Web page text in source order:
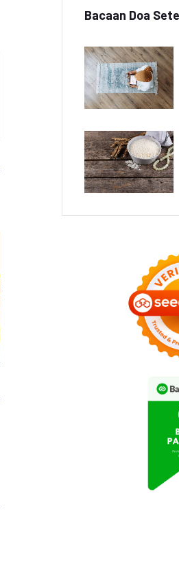
LINE Let's Get Rich x
JOGUMAN Resmi Hadir,
Netmarble Bawa
Karakter Dinosaurus
Bacaan Doa